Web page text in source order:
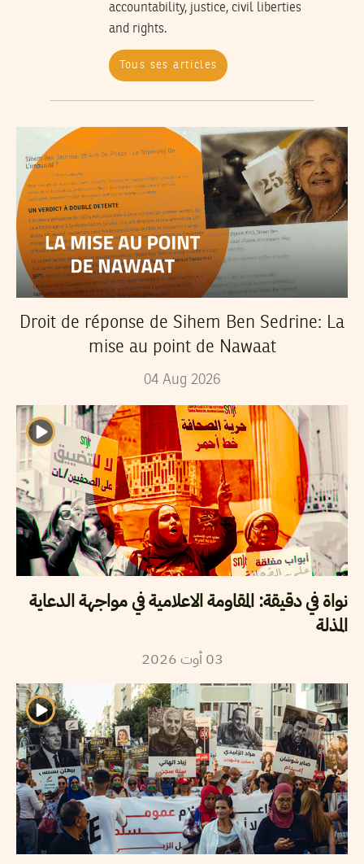
accountability, justice, civil liberties
and rights.
Tous ses articles
Droit de réponse de Sihem Ben Sedrine: La
mise au point de Nawaat
04 Aug 2026
نواة في دقيقة: المقاومة الاعلامية في مواجهة الدعاية
المذلة
03 أوت2026